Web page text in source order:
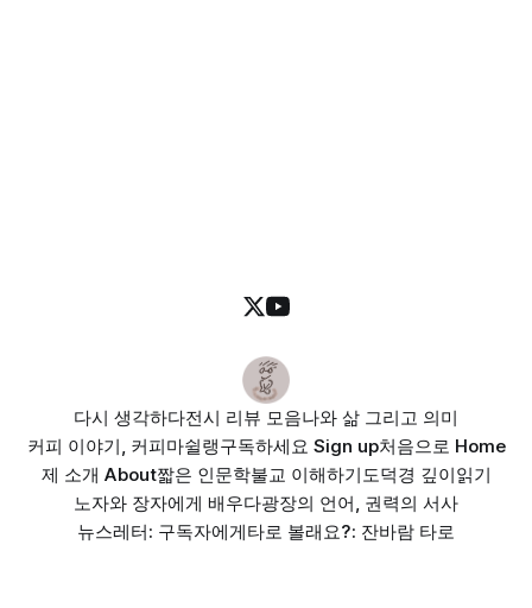
다시 생각하다전시 리뷰 모음나와 삶 그리고 의미
커피 이야기, 커피마쉴랭구독하세요 Sign up처음으로 Home
제 소개 About짧은 인문학불교 이해하기도덕경 깊이읽기
노자와 장자에게 배우다광장의 언어, 권력의 서사
뉴스레터: 구독자에게타로 볼래요?: 잔바람 타로